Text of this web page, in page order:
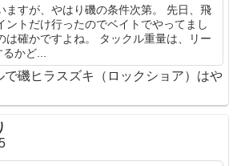
ますが、やはり磯の条件次第。 先日、飛
ントだけ行ったのでベイトでやってまし
は確かですよね。 タックル重量は、リー
かど...
で磯ヒラスズキ（ロックショア）はや